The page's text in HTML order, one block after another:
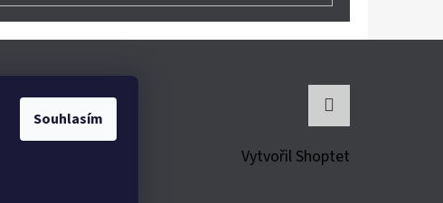
Souhlasím
Vytvořil Shoptet